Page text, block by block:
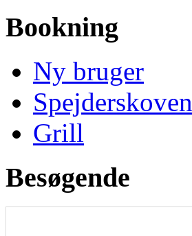
Bookning
Ny bruger
Spejderskoven
Grill
Besøgende